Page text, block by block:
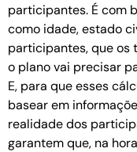
participantes. É com
como idade, estado
participantes, que os
o plano vai precisar
E, para que esses
basear em
realidade dos
garantem que, na